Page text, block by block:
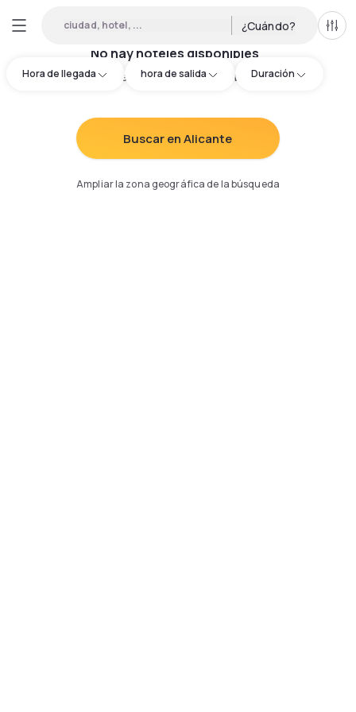
ciudad, hotel, ... ¿Cuándo?
Hora de llegada hora de salida Duración
No hay hoteles disponibles
Intenta redefinir los criterios de búsqueda:
Buscar en Alicante
Ampliar la zona geográfica de la búsqueda